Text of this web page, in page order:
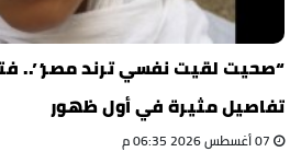
“صحيت لقيت نفسي ترند مصر”..
تفاصيل مثيرة في أول ظهور